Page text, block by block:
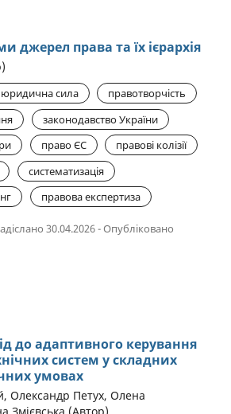
джерел права та їх ієрархія
юридична сила
правотворчість
законодавство України
право ЄС
правові колізії
систематизація
правова експертиза
30.04.2026 - Опубліковано
до адаптивного керування
систем у складних
умовах
Олександр Петух, Олена